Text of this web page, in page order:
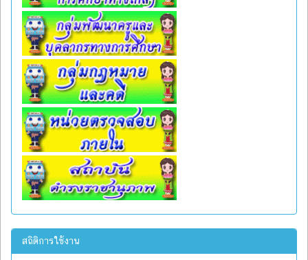
สถิติการใช้งาน